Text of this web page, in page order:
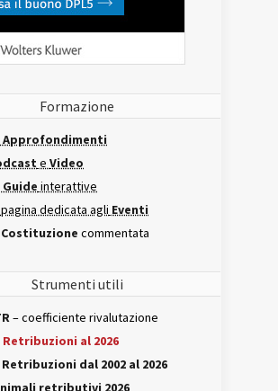
Formazione
Approfondimenti
e Video
Guide interattive
pagina dedicata agli Eventi
Costituzione commentata
Strumenti utili
– coefficiente rivalutazione
Retribuzioni al 2026
Retribuzioni dal 2002 al 2026
retributivi 2026